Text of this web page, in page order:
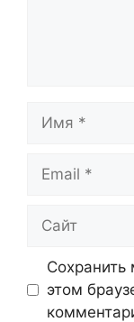
Сохранить
этом